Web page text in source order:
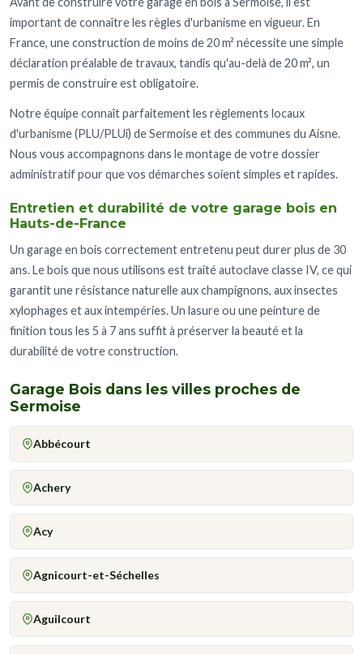
important de connaître les règles d'urbanisme en vigueur. En
France, une construction de moins de 20 m² nécessite une simple
déclaration préalable de travaux, tandis qu'au-delà de 20 m², un
permis de construire est obligatoire.
Notre équipe connaît parfaitement les règlements locaux
d'urbanisme (PLU/PLUi) de Sermoise et des communes du Aisne.
Nous vous accompagnons dans le montage de votre dossier
administratif pour que vos démarches soient simples et rapides.
Entretien et durabilité de votre garage bois en
Hauts-de-France
Un garage en bois correctement entretenu peut durer plus de 30
ans. Le bois que nous utilisons est traité autoclave classe IV, ce qui
garantit une résistance naturelle aux champignons, aux insectes
xylophages et aux intempéries. Un lasure ou une peinture de
finition tous les 5 à 7 ans suffit à préserver la beauté et la
durabilité de votre construction.
Garage Bois dans les villes proches de
Sermoise
Abbécourt
Achery
Acy
Agnicourt-et-Séchelles
Aguilcourt